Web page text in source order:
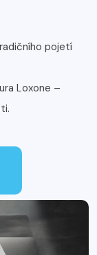
pojetí
Loxone –